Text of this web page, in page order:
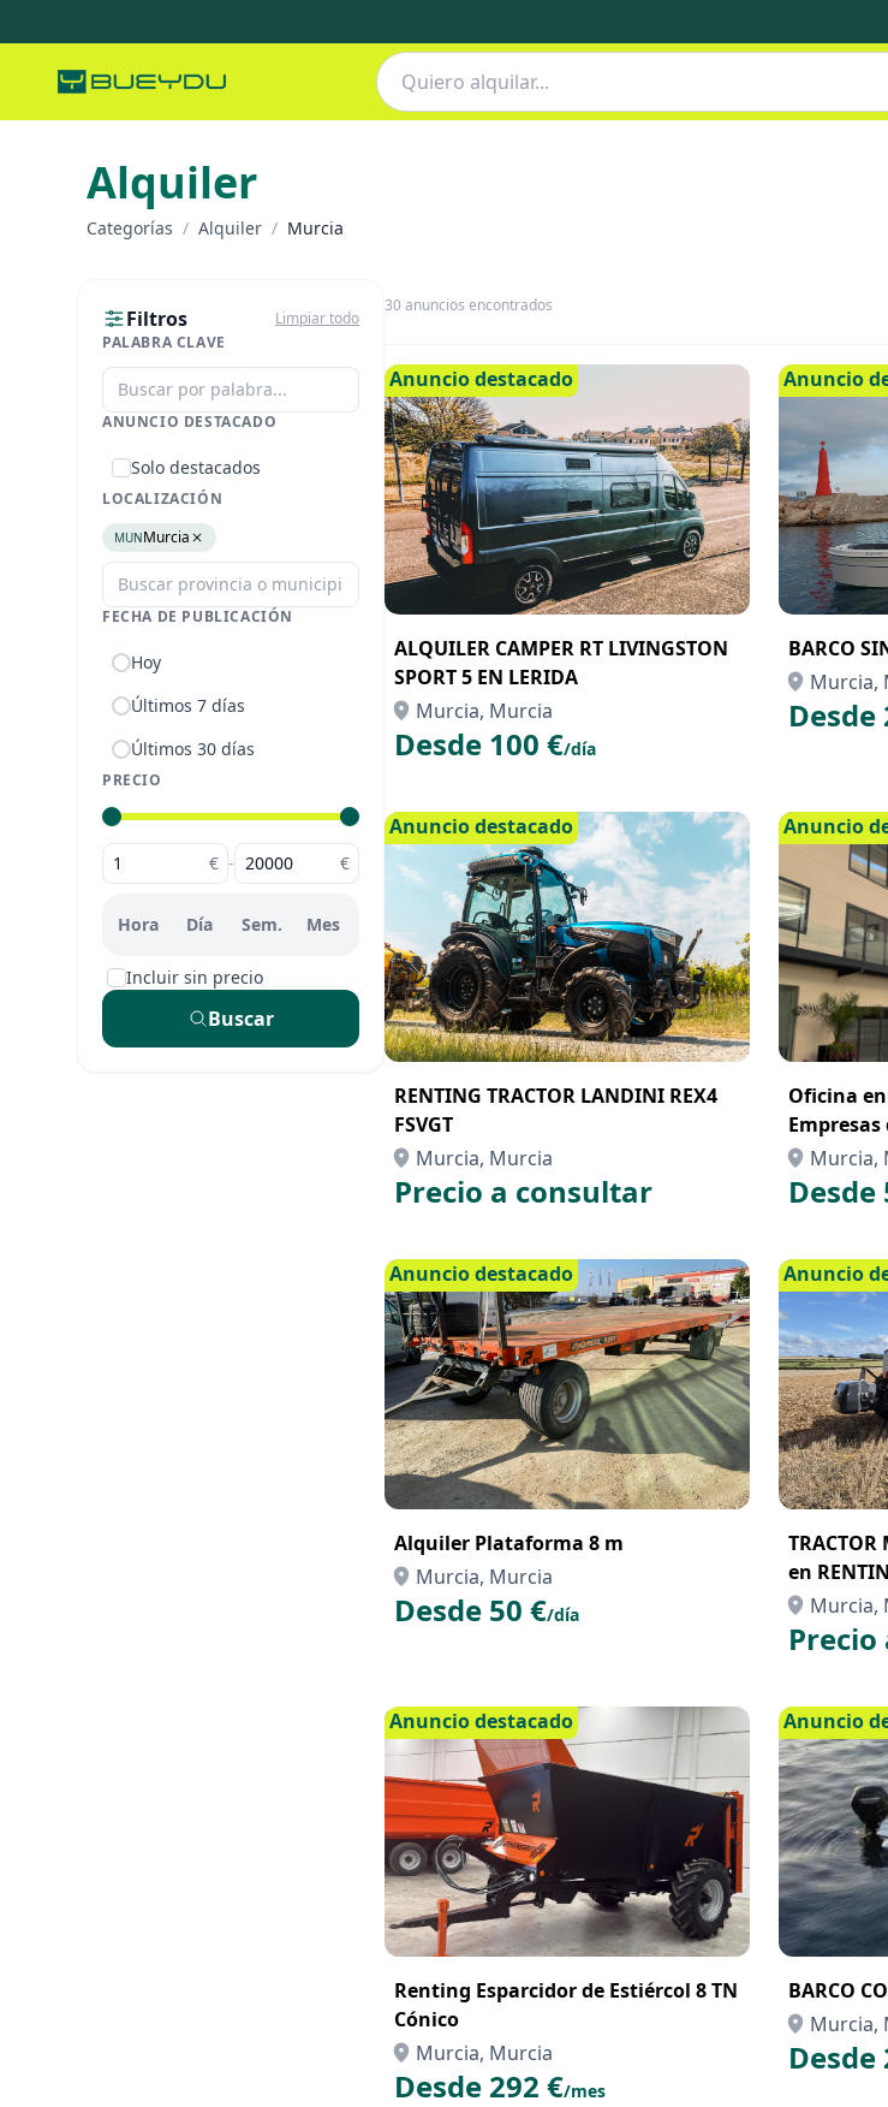
Alquiler
Categorías / Alquiler / Murcia
Filtros
Limpiar todo
PALABRA CLAVE
ANUNCIO DESTACADO
Solo destacados
LOCALIZACIÓN
MUNMurcia
FECHA DE PUBLICACIÓN
Hoy
Últimos 7 días
Últimos 30 días
PRECIO
€ - €
Hora Día Sem. Mes
Incluir sin precio
Buscar
30anuncios encontrados
Anuncio destacado
ALQUILER CAMPER RT LIVINGSTON
SPORT 5 EN LERIDA
Murcia, Murcia
Desde 100 €/día
Anuncio
BARCO
Murcia,
Desde
Anuncio destacado
RENTING TRACTOR LANDINI REX4
FSVGT
Murcia, Murcia
Precio a consultar
Anuncio
Oficina
Empresas
puestos
Murcia,
Desde
Anuncio destacado
Alquiler Plataforma 8 m
Murcia, Murcia
Desde 50 €/día
Anuncio
TRACTOR
en
Murcia,
Anuncio destacado
Renting Esparcidor de Estiércol 8 TN
Cónico
Murcia, Murcia
Desde 292 €/mes
Anuncio
BARCO
Murcia,
Desde